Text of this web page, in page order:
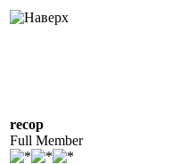
recop
Full Member